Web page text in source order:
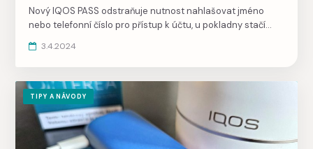
Nový IQOS PASS odstraňuje nutnost nahlašovat jméno
nebo telefonní číslo pro přístup k účtu, u pokladny stačí
kartu na webu IQOS.
3.4.2024
TIPY A NÁVODY